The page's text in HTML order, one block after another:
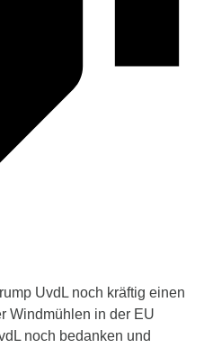
UvdL noch kräftig einen
Windmühlen in der EU
noch bedanken und